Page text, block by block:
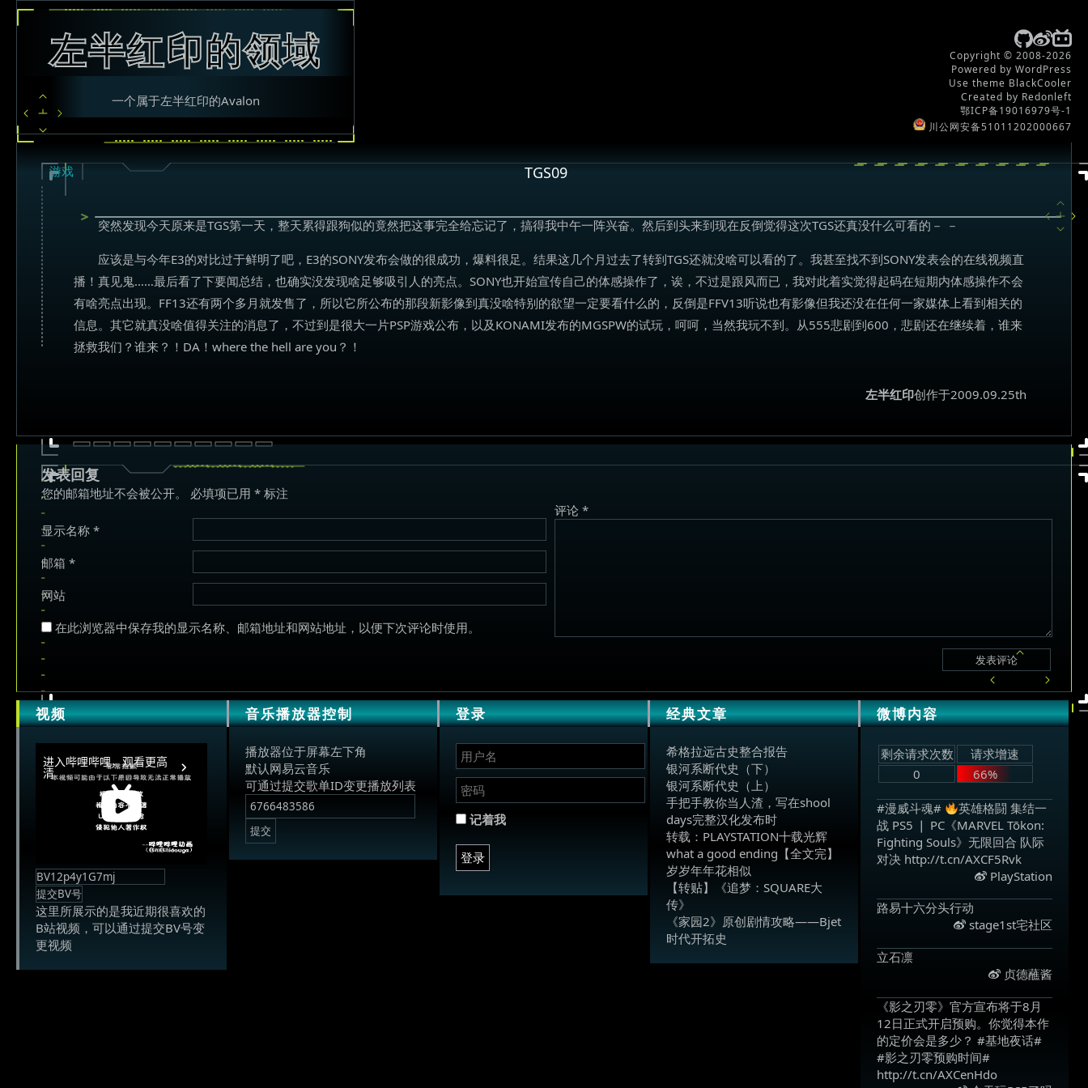
左半红印的领域
一个属于左半红印的Avalon
Copyright © 2008-2026
Powered by WordPress
Use theme BlackCooler
Created by Redonleft
鄂ICP备19016979号-1
川公网安备51011202000667
游戏 TGS09
突然发现今天原来是TGS第一天，整天累得跟狗似的竟然把这事完全给忘记了，搞得我中午一阵兴奋。然后到头来到现在反倒觉得这次TGS还真没什么可看的－ －
应该是与今年E3的对比过于鲜明了吧，E3的SONY发布会做的很成功，爆料很足。结果这几个月过去了转到TGS还就没啥可以看的了。我甚至找不到SONY发表会的在线视频直
播！真见鬼……最后看了下要闻总结，也确实没发现啥足够吸引人的亮点。SONY也开始宣传自己的体感操作了，诶，不过是跟风而已，我对此着实觉得起码在短期内体感操作不会
有啥亮点出现。FF13还有两个多月就发售了，所以它所公布的那段新影像到真没啥特别的欲望一定要看什么的，反倒是FFV13听说也有影像但我还没在任何一家媒体上看到相关的
信息。其它就真没啥值得关注的消息了，不过到是很大一片PSP游戏公布，以及KONAMI发布的MGSPW的试玩，呵呵，当然我玩不到。从555悲剧到600，悲剧还在继续着，谁来
拯救我们？谁来？！DA！where the hell are you？！
左半红印创作于2009.09.25th
发表回复
您的邮箱地址不会被公开。 必填项已用 * 标注
显示名称 *
邮箱 *
网站
在此浏览器中保存我的显示名称、邮箱地址和网站地址，以便下次评论时使用。
评论 *
视频
这里所展示的是我近期很喜欢的
B站视频，可以通过提交BV号变
更视频
音乐播放器控制
播放器位于屏幕左下角
默认网易云音乐
可通过提交歌单ID变更播放列表
登录
记着我
登录
经典文章
希格拉远古史整合报告
银河系断代史（下）
银河系断代史（上）
手把手教你当人渣，写在shool
days完整汉化发布时
转载：PLAYSTATION十载光辉
what a good ending【全文完】
岁岁年年花相似
【转贴】《追梦：SQUARE大
传》
《家园2》原创剧情攻略——Bjet
时代开拓史
微博内容
剩余请求次数
请求增速
0
66%
#漫威斗魂#
英雄格闘 集结一
战 PS5 ❘ PC《MARVEL Tōkon:
Fighting Souls》无限回合 队际
对决 http://t.cn/AXCF5Rvk ​
PlayStation
路易十六分头行动 ​
stage1st宅社区
立石凛 ​
贞德蘸酱
《影之刃零》官方宣布将于8月
12日正式开启预购。你觉得本作
的定价会是多少？ #基地夜话#
#影之刃零预购时间#
http://t.cn/AXCenHdo ​